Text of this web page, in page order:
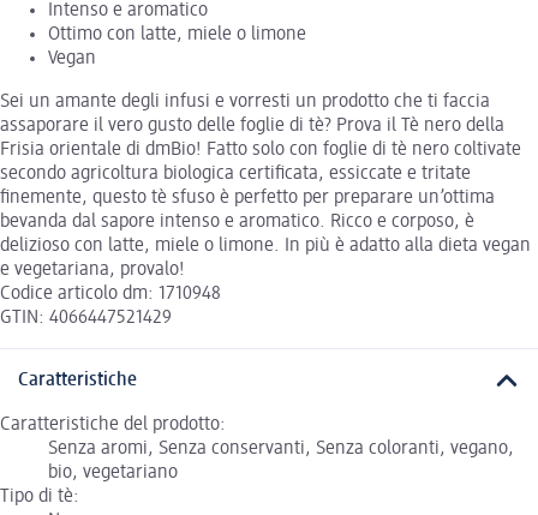
Intenso e aromatico
Ottimo con latte, miele o limone
Vegan
Sei un amante degli infusi e vorresti un prodotto che ti faccia
assaporare il vero gusto delle foglie di tè? Prova il Tè nero della
Frisia orientale di dmBio! Fatto solo con foglie di tè nero coltivate
secondo agricoltura biologica certificata, essiccate e tritate
finemente, questo tè sfuso è perfetto per preparare un’ottima
bevanda dal sapore intenso e aromatico. Ricco e corposo, è
delizioso con latte, miele o limone. In più è adatto alla dieta vegan
e vegetariana, provalo!
Codice articolo dm: 1710948
GTIN: 4066447521429
Caratteristiche
Caratteristiche del prodotto:
Senza aromi, Senza conservanti, Senza coloranti, vegano,
bio, vegetariano
Tipo di tè: